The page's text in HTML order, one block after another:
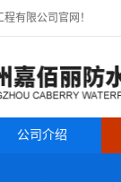
有限公司官网！
公司介绍